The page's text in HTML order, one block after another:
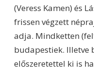
(Veress Kamen) és
frissen végzett
adja. Mindketten
budapestiek. Illetve
előszeretettel ki is